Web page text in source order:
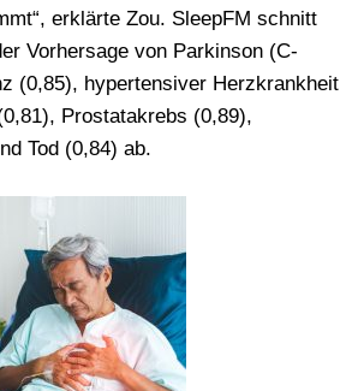
erklärte Zou. SleepFM schnitt
Vorhersage von Parkinson (C-
(0,85), hypertensiver Herzkrankheit
Prostatakrebs (0,89),
Tod (0,84) ab.